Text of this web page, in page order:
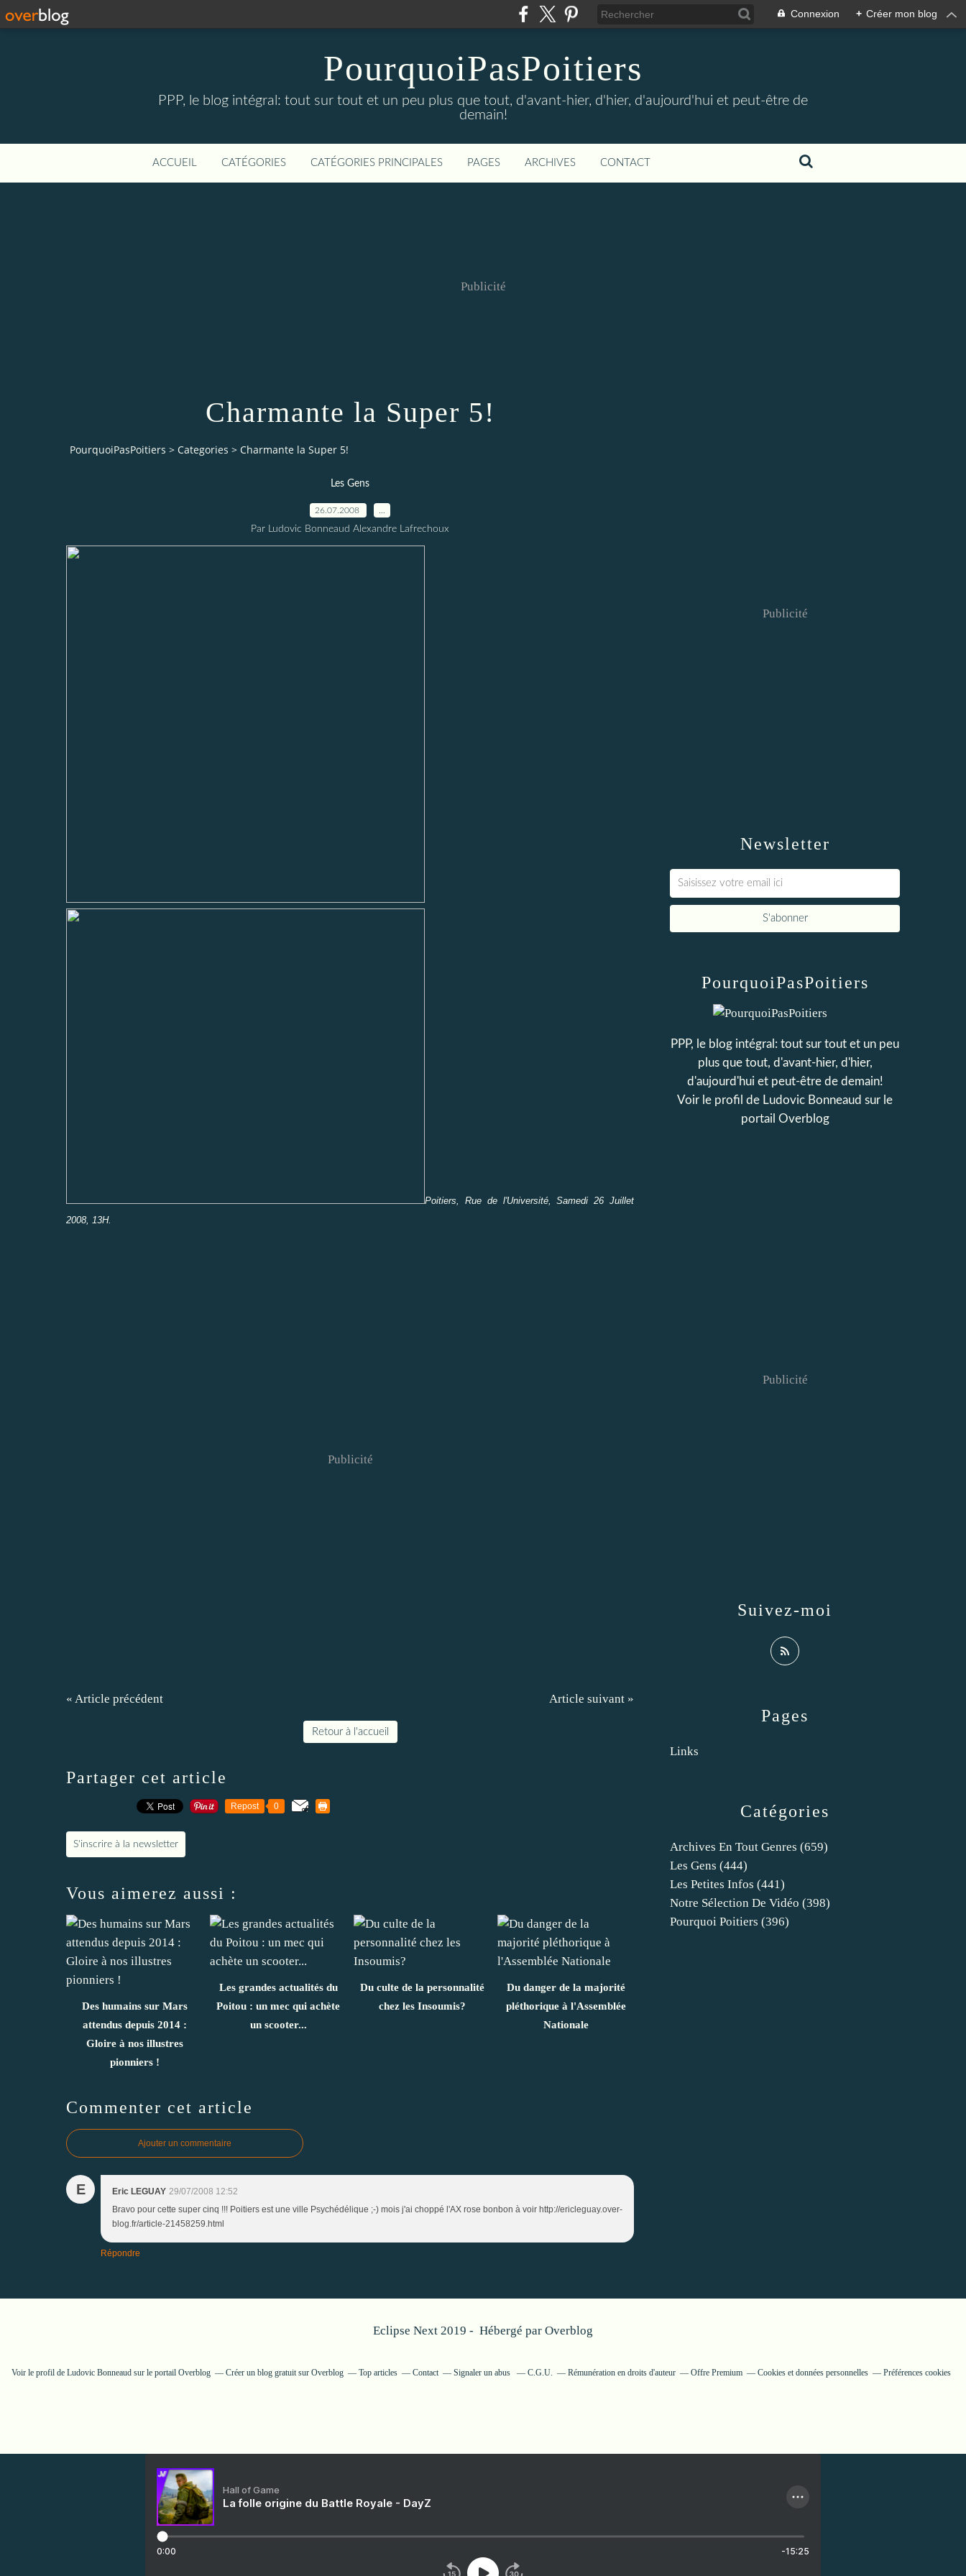
Connexion + Créer mon blog
PourquoiPasPoitiers
PPP, le blog intégral: tout sur tout et un peu plus que tout, d'avant-hier, d'hier, d'aujourd'hui et peut-être de
demain!
ACCUEIL CATÉGORIES CATÉGORIES PRINCIPALES PAGES ARCHIVES CONTACT
Publicité
Charmante la Super 5!
PourquoiPasPoitiers > Categories > Charmante la Super 5!
Les Gens
26.07.2008
Par Ludovic Bonneaud Alexandre Lafrechoux
Poitiers, Rue de l'Université, Samedi 26 Juillet
2008, 13H.
Publicité
« Article précédent Article suivant »
Retour à l'accueil
Partager cet article
Repost 0
S'inscrire à la newsletter
Vous aimerez aussi :
Des humains sur Mars
attendus depuis 2014 :
Gloire à nos illustres
pionniers !
Les grandes actualités du
Poitou : un mec qui achète
un scooter...
Du culte de la personnalité
chez les Insoumis?
Du danger de la majorité
pléthorique à l'Assemblée
Nationale
Commenter cet article
Ajouter un commentaire
E Eric LEGUAY 29/07/2008 12:52
Bravo pour cette super cinq !!! Poitiers est une ville Psychédélique ;-) mois j'ai choppé l'AX rose bonbon à voir http://ericleguay.over-
blog.fr/article-21458259.html
Répondre
Newsletter
Publicité
Catégories
Archives En Tout Genres (659)
Les Gens (444)
Les Petites Infos (441)
Notre Sélection De Vidéo (398)
Pourquoi Poitiers (396)
Pages
Links
PourquoiPasPoitiers
PPP, le blog intégral: tout sur tout et un peu
plus que tout, d'avant-hier, d'hier,
d'aujourd'hui et peut-être de demain!
Voir le profil de Ludovic Bonneaud sur le
portail Overblog
Suivez-moi
Publicité
Eclipse Next 2019 - Hébergé par Overblog
Voir le profil de Ludovic Bonneaudsur le portail Overblog Créer un blog gratuit sur Overblog Top articles Contact Signaler un abus C.G.U. Rémunération en droits d'auteur Offre Premium Cookies et données personnelles Préférences cookies
Hall of Game
La folle origine du Battle Royale - DayZ
0:00 -15:25